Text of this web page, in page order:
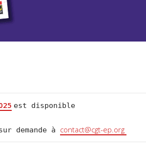
est disponible
demande à contact@cgt-ep.org